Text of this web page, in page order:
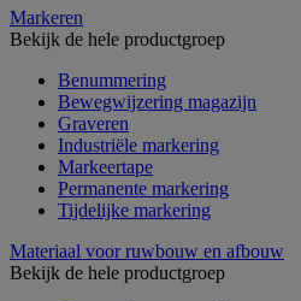
Markeren
Bekijk de hele productgroep
Benummering
Bewegwijzering magazijn
Graveren
Industriële markering
Markeertape
Permanente markering
Tijdelijke markering
Materiaal voor ruwbouw en afbouw
Bekijk de hele productgroep